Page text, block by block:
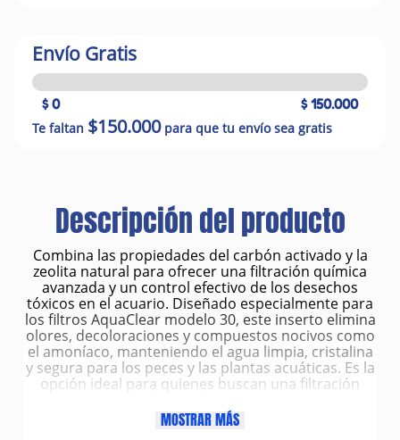
Envío Gratis
$ 0 $ 150.000
Te faltan $150.000para que tu envío sea gratis
Descripción del producto
Combina las propiedades del carbón activado y la
zeolita natural para ofrecer una filtración química
avanzada y un control efectivo de los desechos
tóxicos en el acuario. Diseñado especialmente para
los filtros AquaClear modelo 30, este inserto elimina
olores, decoloraciones y compuestos nocivos como
el amoníaco, manteniendo el agua limpia, cristalina
y segura para los peces y las plantas acuáticas. Es la
opción ideal para quienes buscan una filtración
pequeños o medianos.
Características
MOSTRAR MÁS